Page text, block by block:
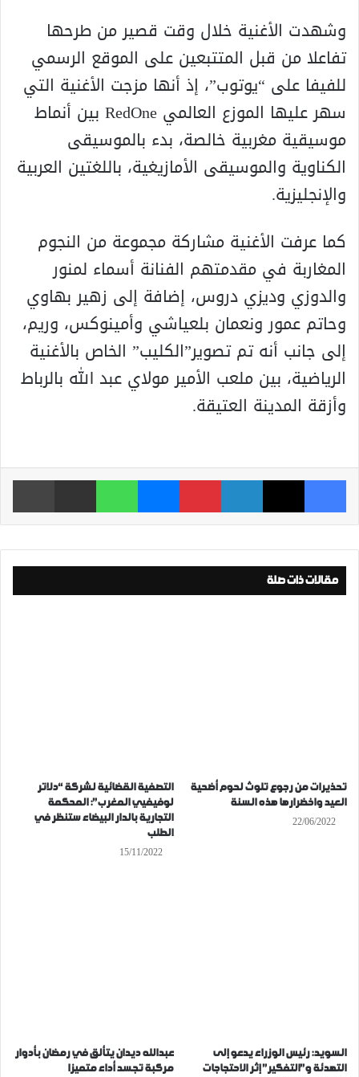
وشهدت الأغنية خلال وقت قصير من طرحها
تفاعلا من قبل المتتبعين على الموقع الرسمي
للفيفا على “يوتوب”، إذ أنها مزجت الأغنية التي
سهر عليها الموزع العالمي RedOne بين أنماط
موسيقية مغربية خالصة، بدء بالموسيقى
الكناوية والموسيقى الأمازيغية، باللغتين العربية
والإنجليزية.
كما عرفت الأغنية مشاركة مجموعة من النجوم
المغاربة في مقدمتهم الفنانة أسماء لمنور
والدوزي وديزي دروس، إضافة إلى زهير بهاوي
وحاتم عمور ونعمان بلعياشي وأمينوكس، وريم،
إلى جانب أنه تم تصوير”الكليب” الخاص بالأغنية
الرياضية، بين ملعب الأمير مولاي عبد الله بالرباط
وأزقة المدينة العتيقة.
فيسبوك ‫X لينكدإن بينتيريست ماسنجر واتساب مشاركة عبر البريد
مقالات ذات صلة
تحذيرات من رجوع تلوث لحوم أضحية
العيد واخضرارها هذه السنة
22/06/2022
التصفية القضائية لشركة “دلاتر
لوفيفيي المغرب”: المحكمة
التجارية بالدار البيضاء ستنظر في
الطلب
15/11/2022
السويد: رئيس الوزراء يدعو إلى
التهدئة و”التفكير” إثر الاحتجاجات
عبدالله ديدان يتألق في رمضان بأدوار
مركبة تجسد أداء متميزا